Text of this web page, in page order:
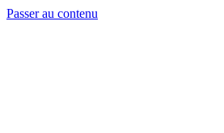
Passer au contenu